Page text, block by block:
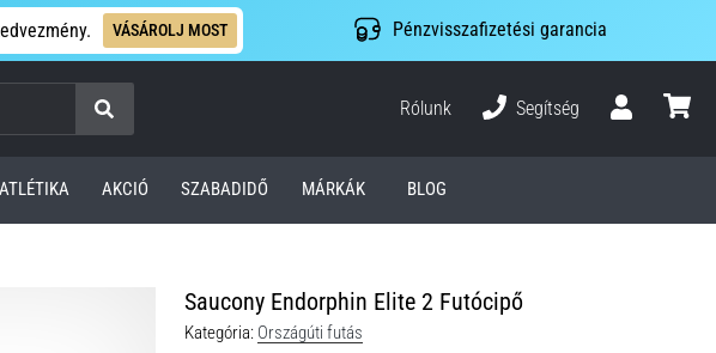
VÁSÁROLJ MOST Pénzvisszafizetési garancia
Keresés
Rólunk
Segítség
ATLÉTIKA AKCIÓ SZABADIDŐ MÁRKÁK BLOG
Saucony Endorphin Elite 2 Futócipő
Kategória: Országúti futás